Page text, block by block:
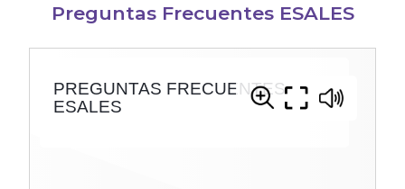
Preguntas Frecuentes ESALES